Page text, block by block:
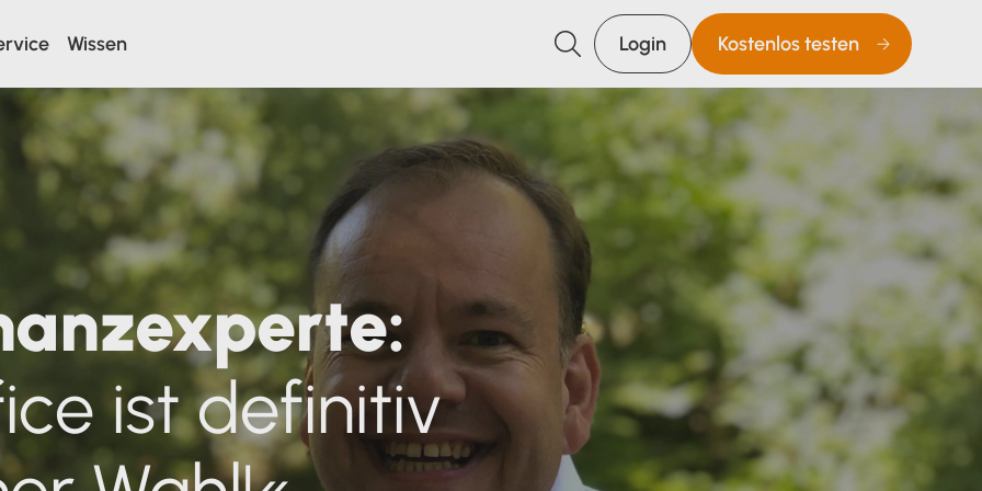
Suchen
Jahresabschluss erstellen
Alleine oder gemeinsam mit
Umsatzsteuer Voranmeldung
(Elster)
Einfacher und schneller elstern
Unsere Lösungen
E-Rechnung Software
Rechnungsprogramm
Buchhaltungssoftware
Lohnprogramm
Wissen Login Kostenlos testen
ist definitiv